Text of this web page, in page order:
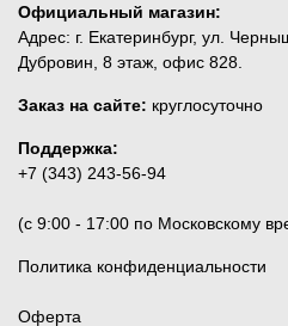
Официальный магазин:
Адрес: г. Екатеринбург, ул.
Дубровин, 8 этаж, офис 828.
Заказ на сайте: круглосуточно
Поддержка:
+7 (343) 243-56-94
(c 9:00 - 17:00 по Московскому
Политика конфиденциальности
Оферта